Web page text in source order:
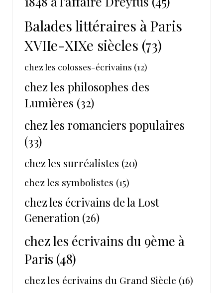
Balades littéraires à Paris
XVIIe-XIXe siècles (73)
chez les colosses-écrivains (12)
chez les philosophes des
Lumières (32)
chez les romanciers populaires
(33)
chez les surréalistes (20)
chez les symbolistes (15)
chez les écrivains de la Lost
Generation (26)
chez les écrivains du 9ème à
Paris (48)
chez les écrivains du Grand Siècle (16)